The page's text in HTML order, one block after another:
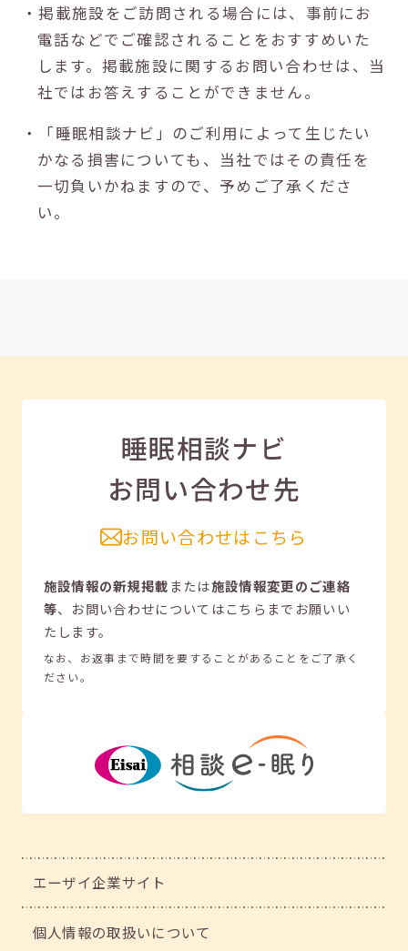
・掲載施設をご訪問される場合には、事前にお
電話などでご確認されることをおすすめいた
します。掲載施設に関するお問い合わせは、当
社ではお答えすることができません。
・「睡眠相談ナビ」のご利用によって生じたい
かなる損害についても、当社ではその責任を
一切負いかねますので、予めご了承くださ
い。
睡眠相談ナビ
お問い合わせ先
お問い合わせはこちら
施設情報の新規掲載または施設情報変更のご連絡
等、 お問い合わせについてはこちらまでお願いい
たします。
なお、お返事まで時間を要することがあることをご了承く
ださい。
エーザイ企業サイト
個人情報の取扱いについて